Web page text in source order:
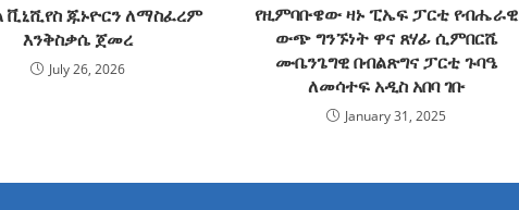
ቪኒሺየስ ጁኑዮርን ለማስፈረም
እንቅስቃሴ ጀመረ
July 26, 2026
የዚምባቡዌው ዛኑ ፒኤፍ ፓርቲ የብሔራዊ
ውጭ ግንኙነት ዋና ጸሃፊ ሲምበርሼ
ሙቤንጌግዊ በብልጽግና ፓርቲ ጉባዔ
ለመሳተፍ አዲስ አበባ ገቡ
January 31, 2025